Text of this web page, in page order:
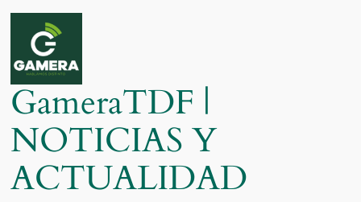
Saltar
contenido
GameraTDF |
NOTICIAS Y
ACTUALIDAD